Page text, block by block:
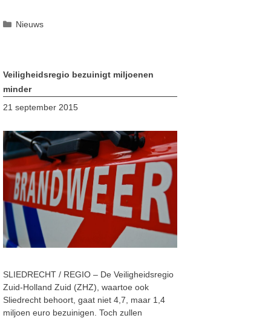
Categorieën
Nieuws
Veiligheidsregio bezuinigt miljoenen
minder
21 september 2015
SLIEDRECHT / REGIO – De Veiligheidsregio
Zuid-Holland Zuid (ZHZ), waartoe ook
Sliedrecht behoort, gaat niet 4,7, maar 1,4
miljoen euro bezuinigen. Toch zullen